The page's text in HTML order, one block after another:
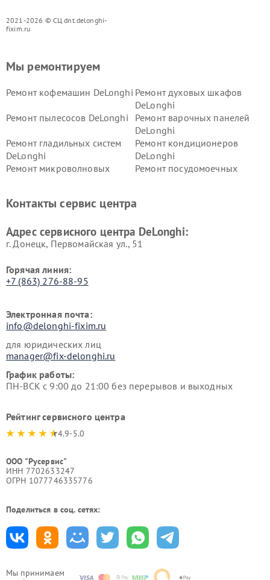
2021-2026 © СЦ dnt.delonghi-
fixim.ru
Мы принимаем
Мы ремонтируем
Ремонт кофемашин DeLonghi Ремонт духовых шкафов
DeLonghi
Ремонт пылесосов DeLonghi
Ремонт варочных панелей
DeLonghi
Ремонт гладильных систем
DeLonghi
Ремонт кондиционеров
DeLonghi
Ремонт микроволновых
Ремонт посудомоечных
DeLonghi
DeLonghi
Контакты сервис центра
Адрес сервисного центра DeLonghi:
г. Донецк, Первомайская ул., 51
Горячая линия:
+7 (863) 276-88-95
Электронная почта:
info@delonghi-fixim.ru
для юридических лиц
manager@fix-delonghi.ru
График работы:
ПН-ВСК с 9:00 до 21:00 без перерывов и выходных
Рейтинг сервисного центра
4.9-5.0
ООО "Русервис"
ИНН 7702633247
ОГРН 1077746335776
Поделиться в соц. сетях: